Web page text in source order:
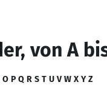
von A
O P Q R S T U V W X Y Z